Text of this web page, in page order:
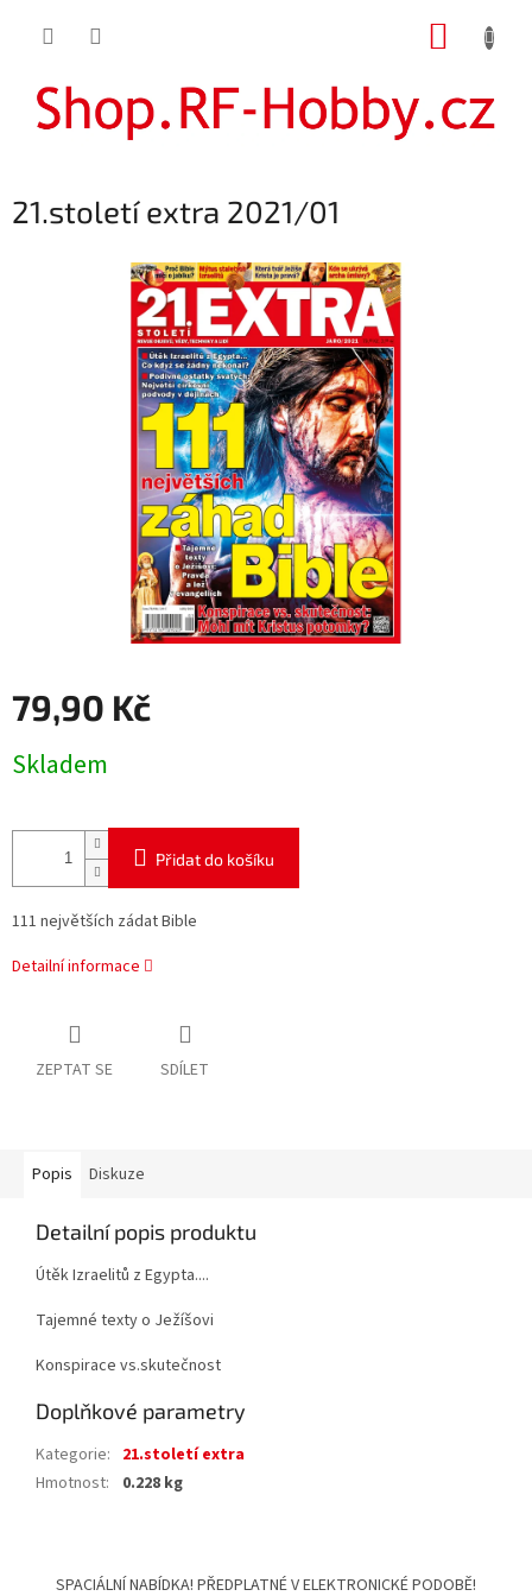
21.století extra 2021/01
79,90 Kč
cena:
Skladem
Přidat do košíku
111 největších zádat Bible
Detailní informace
ZEPTAT SE SDÍLET
Popis Diskuze
Detailní popis produktu
Útěk Izraelitů z Egypta....
Tajemné texty o Ježíšovi
Konspirace vs.skutečnost
Doplňkové parametry
Kategorie: 21.století extra
Hmotnost: 0.228 kg
SPACIÁLNÍ NABÍDKA! PŘEDPLATNÉ V ELEKTRONICKÉ PODOBĚ!